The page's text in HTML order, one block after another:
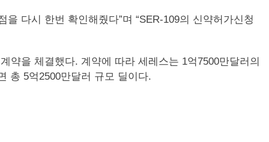
다시 한번 확인해줬다”며 “SER-109의 신약허가신청
약을 체결했다. 계약에 따라 세레스는 1억7500만달러의
총 5억2500만달러 규모 딜이다.